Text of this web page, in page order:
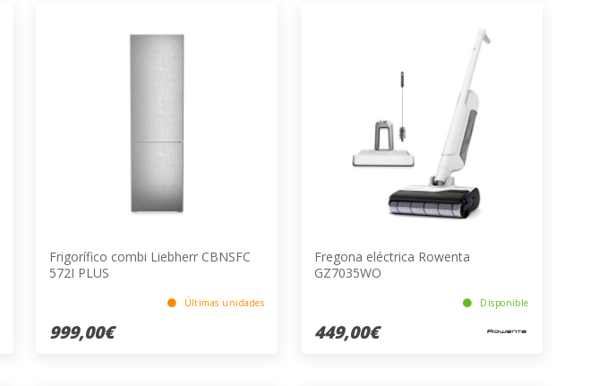
Frigorífico combi Liebherr CBNSFC
572I PLUS
Últimas unidades
999,00€
Fregona eléctrica Rowenta
GZ7035WO
Disponible
449,00€